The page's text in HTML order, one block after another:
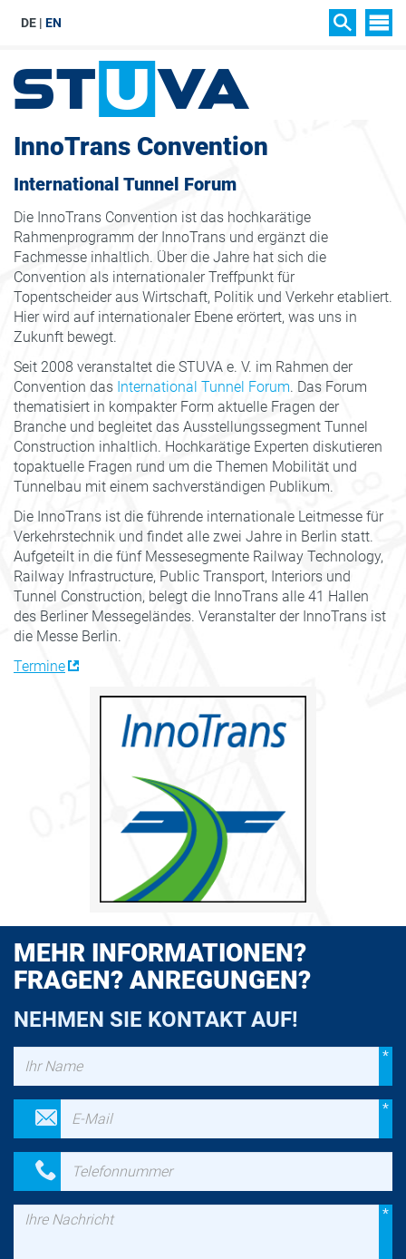
DE EN
InnoTrans Convention
International Tunnel Forum
Die InnoTrans Convention ist das hochkarätige
Rahmenprogramm der InnoTrans und ergänzt die
Fachmesse inhaltlich. Über die Jahre hat sich die
Convention als internationaler Treffpunkt für
Topentscheider aus Wirtschaft, Politik und Verkehr etabliert.
Hier wird auf internationaler Ebene erörtert, was uns in
Zukunft bewegt.
Seit 2008 veranstaltet die STUVA e. V. im Rahmen der
Convention das International Tunnel Forum. Das Forum
thematisiert in kompakter Form aktuelle Fragen der
Branche und begleitet das Ausstellungssegment Tunnel
Construction inhaltlich. Hochkarätige Experten diskutieren
topaktuelle Fragen rund um die Themen Mobilität und
Tunnelbau mit einem sachverständigen Publikum.
Die InnoTrans ist die führende internationale Leitmesse für
Verkehrstechnik und findet alle zwei Jahre in Berlin statt.
Aufgeteilt in die fünf Messesegmente Railway Technology,
Railway Infrastructure, Public Transport, Interiors und
Tunnel Construction, belegt die InnoTrans alle 41 Hallen
des Berliner Messegeländes. Veranstalter der InnoTrans ist
die Messe Berlin.
Termine
MEHR INFORMATIONEN?
FRAGEN? ANREGUNGEN?
NEHMEN SIE KONTAKT AUF!
*
E-Mail *
Telefonnummer
Nachricht *